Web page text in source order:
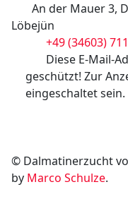
An der Mauer 3,
Löbejün
+49 (34603)
Diese E-Mail-
geschützt! Zur
eingeschaltet sein.
© Dalmatinerzucht
by Marco Schulze.